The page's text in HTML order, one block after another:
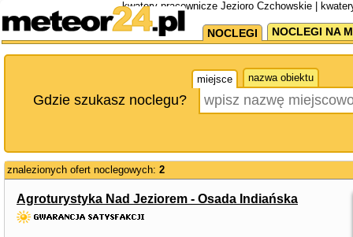
kwatery pracownicze Jezioro Czchowskie |
NOCLEGI NOCLEGI NA
miejsce nazwa obiektu
Gdzie szukasz noclegu?
znalezionych ofert noclegowych: 2
Agroturystyka Nad Jeziorem - Osada Indiańska